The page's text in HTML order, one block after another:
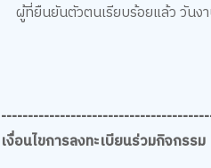
ผู้ที่ยืนยันตัวตนเรียบร้อยแล้ว วันง
เงื่อนไขการลงทะเบียนร่วมกิจก